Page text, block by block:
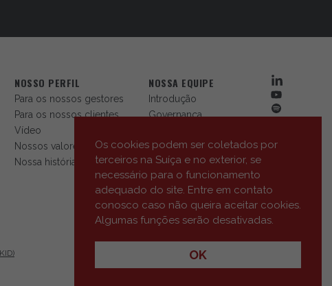
Os cookies podem ser coletados por
terceiros na Suíça e no exterior, se
necessário para o funcionamento
adequado do site. Entre em contato
conosco caso não queira aceitar cookies.
Algumas funções serão desativadas.
OK
NOSSO PERFIL
Para os nossos gestores
Para os nossos clientes
Vídeo
Nossos valores
Nossa história
NOSSA EQUIPE
Introdução
Governança